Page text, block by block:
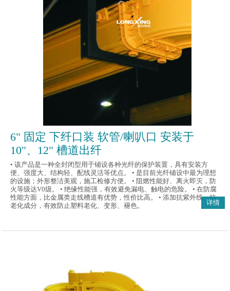
6" 固定 下纤口装 软管/喇叭口 安装于
10"、12" 槽道出纤
• 该产品是一种全封闭型用于铺设各种光纤的保护装置，具有安装方
便、强度大、结构轻、配线灵活等优点。 • 是目前光纤铺设中最为理想
的设施；外形整洁美观，施工检修方便。 • 阻燃性能好、离火即灭，防
火等级达V0级。 • 绝缘性能强，有效避免漏电、触电的危险。 • 在防腐
性能方面，比金属类走线槽道有优势，性价比高。 • 添加抗紫外线、抗
老化成分，有效防止塑料老化、变形、褪色。
详情